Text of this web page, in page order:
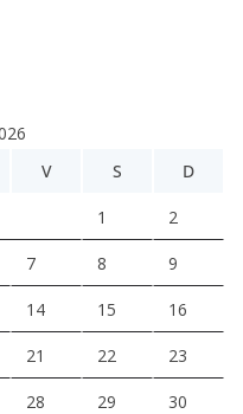
V S D
1 2
7 8 9
14 15 16
21 22 23
28 29 30